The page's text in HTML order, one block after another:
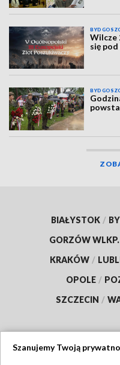
Wilcze
się
BIAŁYSTOK /
GORZÓW WLKP.
KRAKÓW /
OPOLE /
SZCZECIN /
Szanujemy Twoją